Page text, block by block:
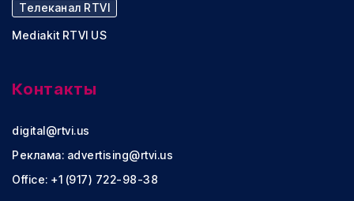
Телеканал RTVI
Mediakit RTVI US
Контакты
digital@rtvi.us
Реклама: advertising@rtvi.us
Office: +1 (917) 722-98-38